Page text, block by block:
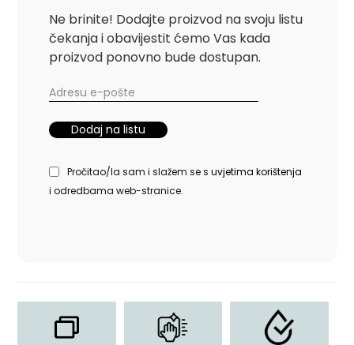
Ne brinite! Dodajte proizvod na svoju listu
čekanja i obavijestit ćemo Vas kada
proizvod ponovno bude dostupan.
Pročitao/la sam i slažem se suvjetima korištenja
i odredbama web-stranice.